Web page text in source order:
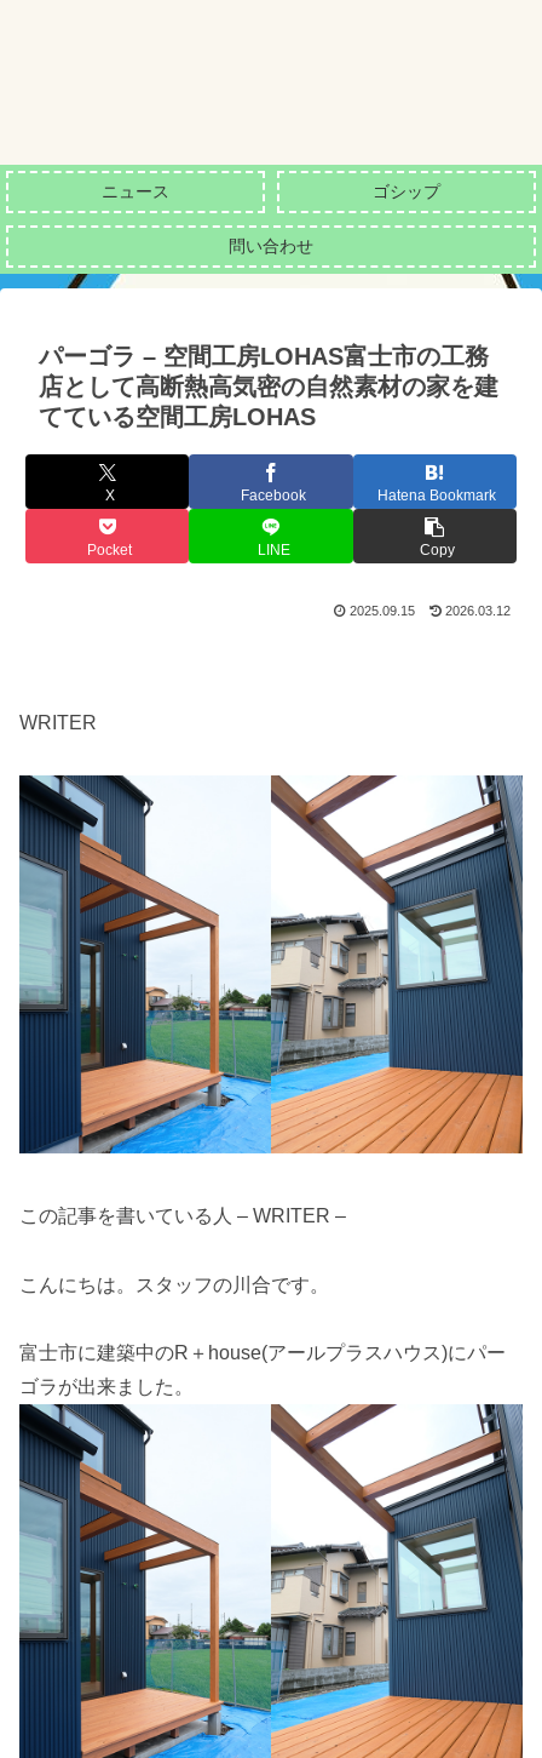
ニュース ゴシップ
問い合わせ
パーゴラ – 空間工房LOHAS富士市の工務
店として高断熱高気密の自然素材の家を建
てている空間工房LOHAS
X Facebook Hatena Bookmark
Pocket LINE Copy
2025.09.15 2026.03.12
WRITER
この記事を書いている人 – WRITER –
こんにちは。スタッフの川合です。
富士市に建築中のR＋house(アールプラスハウス)にパー
ゴラが出来ました。